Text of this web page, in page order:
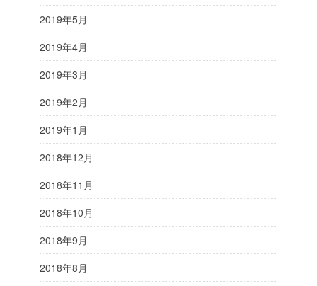
2019年5月
2019年4月
2019年3月
2019年2月
2019年1月
2018年12月
2018年11月
2018年10月
2018年9月
2018年8月